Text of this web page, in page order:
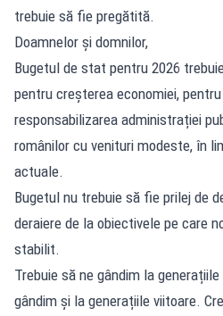
trebuie să fie pregătită.
Doamnelor și domnilor,
Bugetul de stat pentru 2026
pentru creșterea economiei,
responsabilizarea administrației
românilor cu venituri modeste, în
actuale.
Bugetul nu trebuie să fie prilej de
deraiere de la obiectivele pe care
stabilit.
Trebuie să ne gândim la
gândim și la generațiile viitoare.